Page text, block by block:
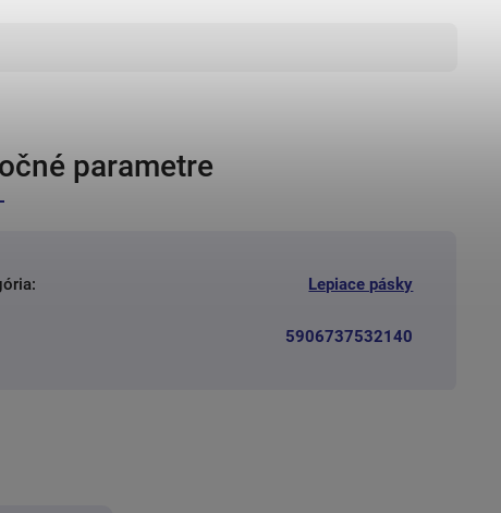
parametre
: Lepiace pásky
5906737532140